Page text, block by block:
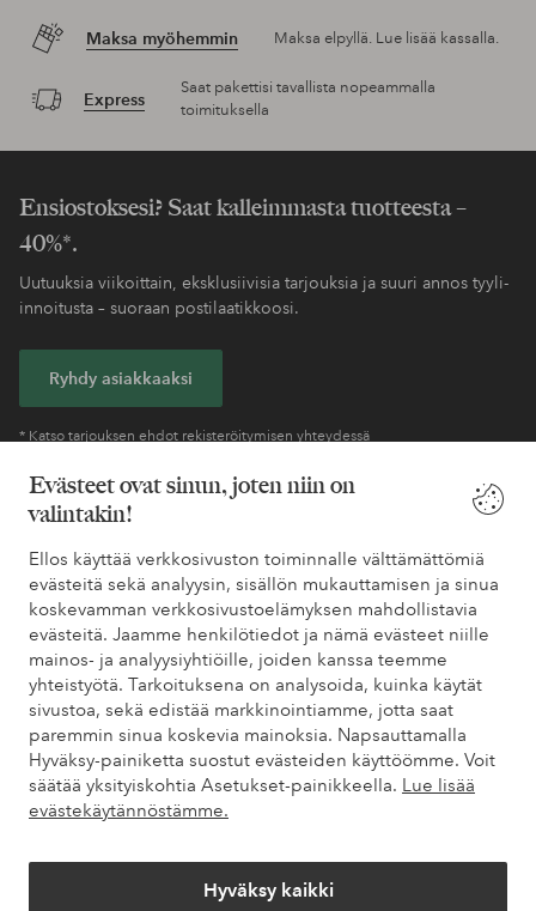
Evästeet ovat sinun, joten niin on
valintakin!
Ellos käyttää verkkosivuston toiminnalle välttämättömiä
evästeitä sekä analyysin, sisällön mukauttamisen ja sinua
koskevamman verkkosivustoelämyksen mahdollistavia
evästeitä. Jaamme henkilötiedot ja nämä evästeet niille
mainos- ja analyysiyhtiöille, joiden kanssa teemme
yhteistyötä. Tarkoituksena on analysoida, kuinka käytät
sivustoa, sekä edistää markkinointiamme, jotta saat
paremmin sinua koskevia mainoksia. Napsauttamalla
Hyväksy-painiketta suostut evästeiden käyttöömme. Voit
säätää yksityiskohtia Asetukset-painikkeella. Lue lisää
evästekäytännöstämme.
Hyväksy kaikki
Maksa myöhemmin Maksa elpyllä. Lue lisää kassalla.
Express
Saat pakettisi tavallista nopeammalla
toimituksella
Ensiostoksesi? Saat kalleimmasta tuotteesta –
40%*.
Uutuuksia viikoittain, eksklusiivisia tarjouksia ja suuri annos tyyli-
innoitusta – suoraan postilaatikkoosi.
Ryhdy asiakkaaksi
* Katso tarjouksen ehdot rekisteröitymisen yhteydessä
Tarvitsetko apua?
Löydät vastaukset useimmin kysyttyihin kysymyksiin usein
kysytyistä kysymyksistä. Löydät myös tietoa siitä, miten voit ottaa
meihin yhteyttä.
Asiakaspalvelu Tilaukset Maksutavat
Omat sivut